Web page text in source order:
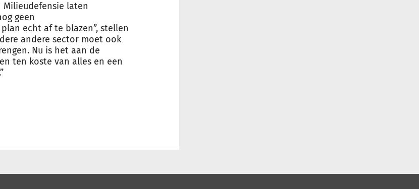
Milieudefensie laten
geen
echt af te blazen”, stellen
andere sector moet ook
Nu is het aan de
ten koste van alles en een